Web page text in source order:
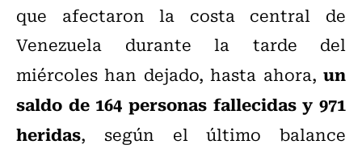
que afectaron la costa central de
Venezuela durante la tarde del
miércoles han dejado, hasta ahora, un
saldo de 164 personas fallecidas y 971
heridas, según el último balance